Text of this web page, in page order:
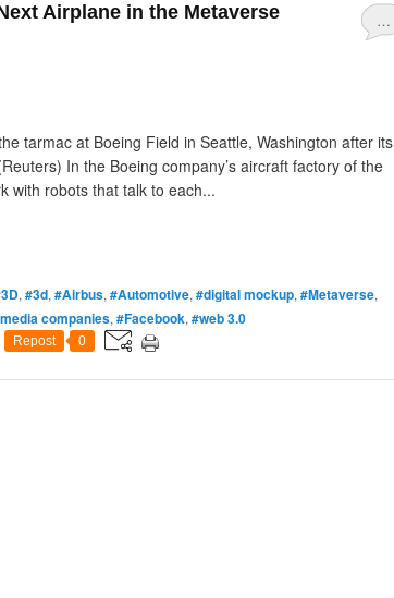
…
Airplane in the Metaverse
tarmac at Boeing Field in Seattle, Washington after its
In the Boeing company’s aircraft factory of the
with robots that talk to each...
, #3d, #Airbus, #Automotive, #digital mockup, #Metaverse,
companies, #Facebook, #web 3.0
Repost 0